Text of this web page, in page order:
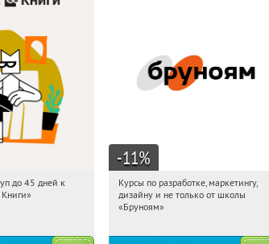
Получи первым!
до 45 дней к
-11%
19:21:14
Получи первым!
Россия
Курсы по разработке, маркетингу,
дизайну и не только от школы
«Бруноям»